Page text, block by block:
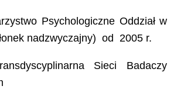
Psychologiczne Oddział w
nadzwyczajny) od 2005 r.
Sieci Badaczy